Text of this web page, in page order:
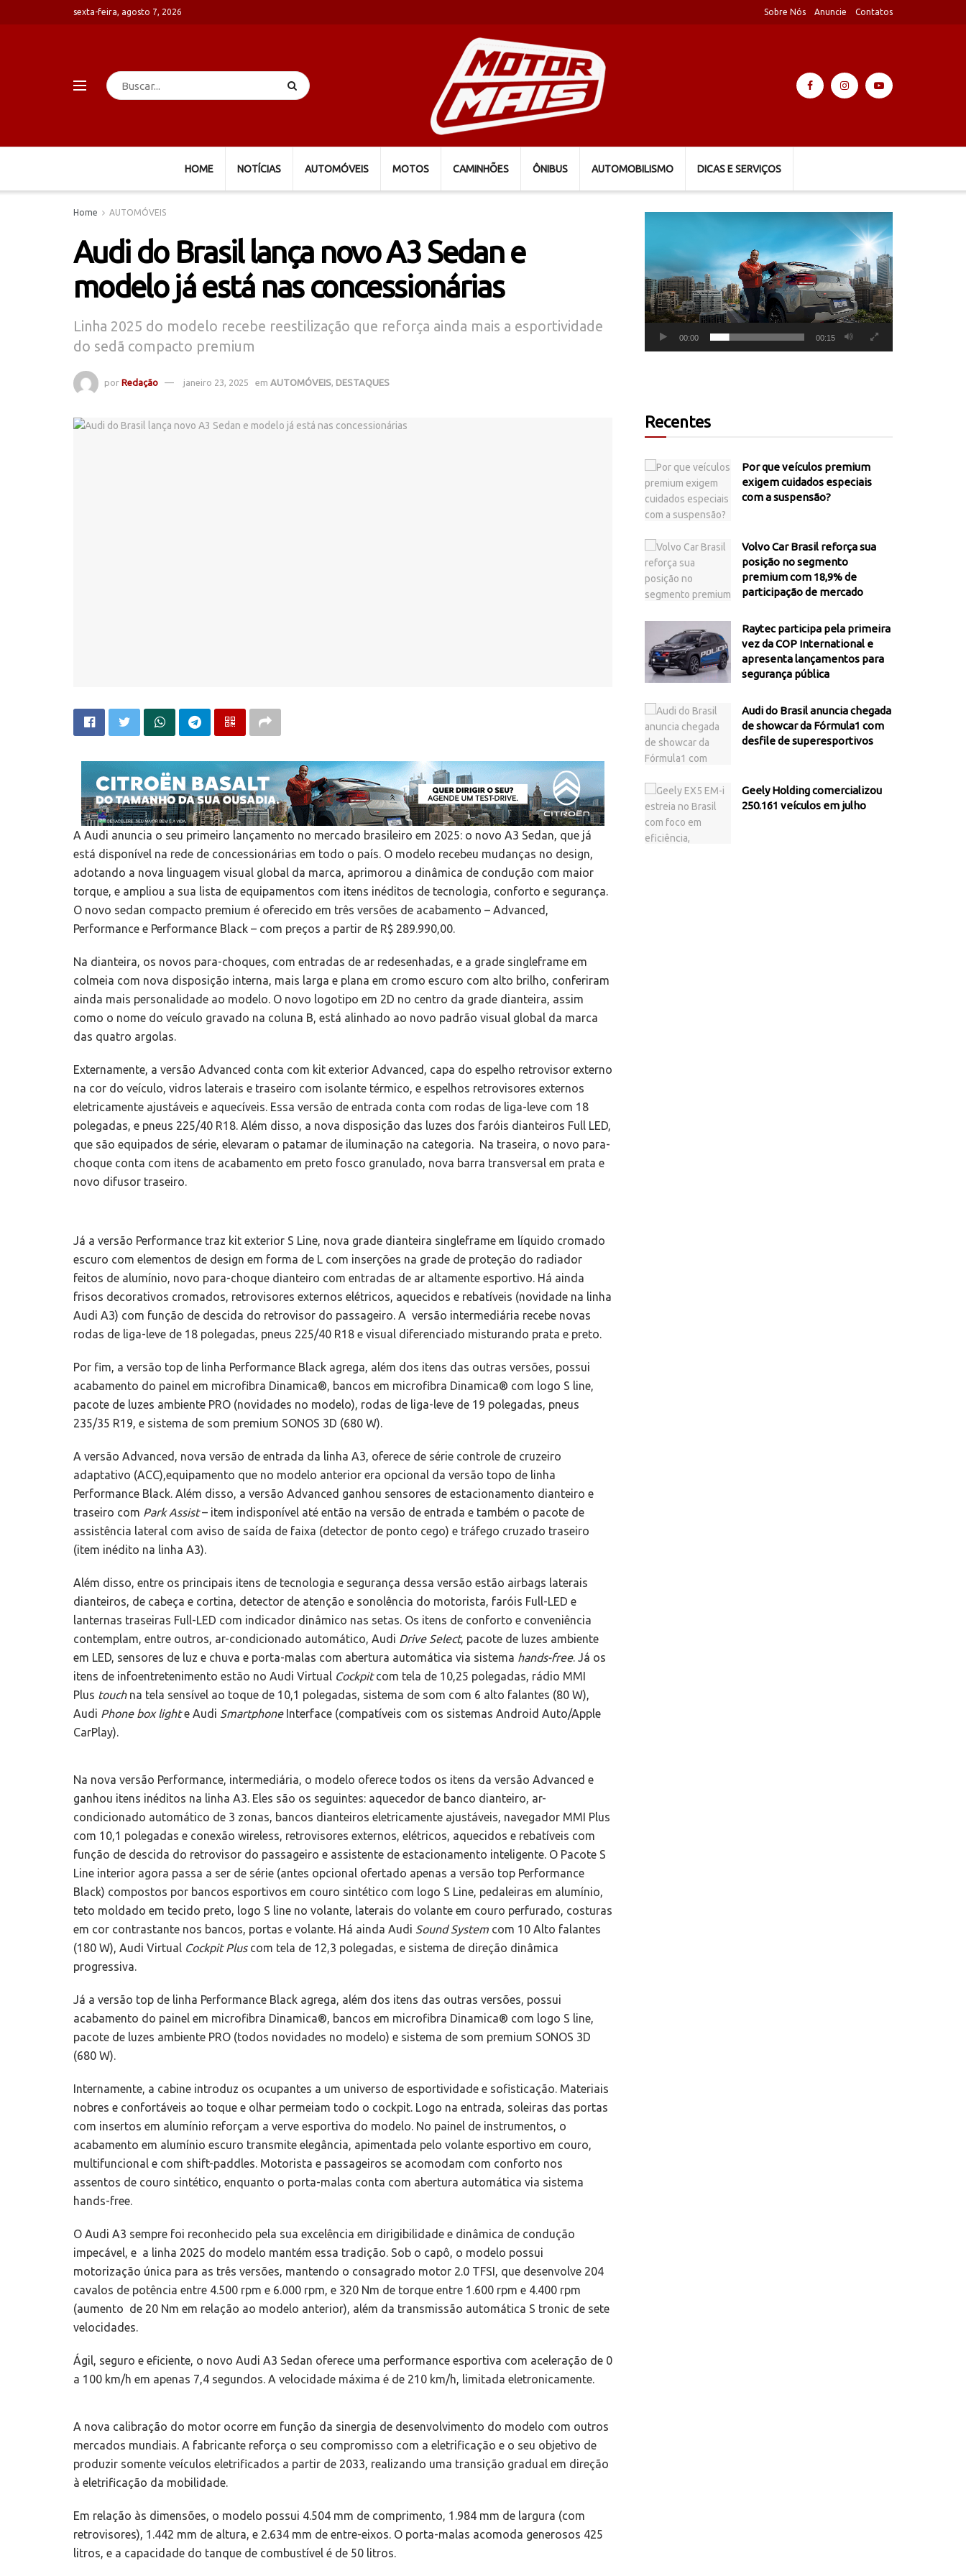
sexta-feira, agosto 7, 2026 Sobre Nós Anuncie Contatos
HOME NOTÍCIAS AUTOMÓVEIS MOTOS CAMINHÕES ÔNIBUS AUTOMOBILISMO DICAS E SERVIÇOS
Home AUTOMÓVEIS
Audi do Brasil lança novo A3 Sedan e
modelo já está nas concessionárias
Linha 2025 do modelo recebe reestilização que reforça ainda mais a esportividade
do sedã compacto premium
por Redação janeiro 23, 2025 em AUTOMÓVEIS DESTAQUES
A Audi anuncia o seu primeiro lançamento no mercado brasileiro em 2025: o novo A3 Sedan, que já
está disponível na rede de concessionárias em todo o país. O modelo recebeu mudanças no design,
adotando a nova linguagem visual global da marca, aprimorou a dinâmica de condução com maior
torque, e ampliou a sua lista de equipamentos com itens inéditos de tecnologia, conforto e segurança.
O novo sedan compacto premium é oferecido em três versões de acabamento – Advanced,
Performance e Performance Black – com preços a partir de R$ 289.990,00.
Na dianteira, os novos para-choques, com entradas de ar redesenhadas, e a grade singleframe em
colmeia com nova disposição interna, mais larga e plana em cromo escuro com alto brilho, conferiram
ainda mais personalidade ao modelo. O novo logotipo em 2D no centro da grade dianteira, assim
como o nome do veículo gravado na coluna B, está alinhado ao novo padrão visual global da marca
das quatro argolas.
Externamente, a versão Advanced conta com kit exterior Advanced, capa do espelho retrovisor externo
na cor do veículo, vidros laterais e traseiro com isolante térmico, e espelhos retrovisores externos
eletricamente ajustáveis e aquecíveis. Essa versão de entrada conta com rodas de liga-leve com 18
polegadas, e pneus 225/40 R18. Além disso, a nova disposição das luzes dos faróis dianteiros Full LED,
que são equipados de série, elevaram o patamar de iluminação na categoria. Na traseira, o novo para-
choque conta com itens de acabamento em preto fosco granulado, nova barra transversal em prata e
novo difusor traseiro.
Já a versão Performance traz kit exterior S Line, nova grade dianteira singleframe em líquido cromado
escuro com elementos de design em forma de L com inserções na grade de proteção do radiador
feitos de alumínio, novo para-choque dianteiro com entradas de ar altamente esportivo. Há ainda
frisos decorativos cromados, retrovisores externos elétricos, aquecidos e rebatíveis (novidade na linha
Audi A3) com função de descida do retrovisor do passageiro. A versão intermediária recebe novas
rodas de liga-leve de 18 polegadas, pneus 225/40 R18 e visual diferenciado misturando prata e preto.
Por fim, a versão top de linha Performance Black agrega, além dos itens das outras versões, possui
acabamento do painel em microfibra Dinamica®, bancos em microfibra Dinamica® com logo S line,
pacote de luzes ambiente PRO (novidades no modelo), rodas de liga-leve de 19 polegadas, pneus
235/35 R19, e sistema de som premium SONOS 3D (680 W).
A versão Advanced, nova versão de entrada da linha A3, oferece de série controle de cruzeiro
adaptativo (ACC),equipamento que no modelo anterior era opcional da versão topo de linha
Performance Black. Além disso, a versão Advanced ganhou sensores de estacionamento dianteiro e
traseiro com Park Assist– item indisponível até então na versão de entrada e também o pacote de
assistência lateral com aviso de saída de faixa (detector de ponto cego) e tráfego cruzado traseiro
(item inédito na linha A3).
Além disso, entre os principais itens de tecnologia e segurança dessa versão estão airbags laterais
dianteiros, de cabeça e cortina, detector de atenção e sonolência do motorista, faróis Full-LED e
lanternas traseiras Full-LED com indicador dinâmico nas setas. Os itens de conforto e conveniência
contemplam, entre outros, ar-condicionado automático, Audi Drive Select, pacote de luzes ambiente
em LED, sensores de luz e chuva e porta-malas com abertura automática via sistema hands-free. Já os
itens de infoentretenimento estão no Audi Virtual Cockpitcom tela de 10,25 polegadas, rádio MMI
Plus touchna tela sensível ao toque de 10,1 polegadas, sistema de som com 6 alto falantes (80 W),
Audi Phone box lighte Audi SmartphoneInterface (compatíveis com os sistemas Android Auto/Apple
CarPlay).
Na nova versão Performance, intermediária, o modelo oferece todos os itens da versão Advanced e
ganhou itens inéditos na linha A3. Eles são os seguintes: aquecedor de banco dianteiro, ar-
condicionado automático de 3 zonas, bancos dianteiros eletricamente ajustáveis, navegador MMI Plus
com 10,1 polegadas e conexão wireless, retrovisores externos, elétricos, aquecidos e rebatíveis com
função de descida do retrovisor do passageiro e assistente de estacionamento inteligente. O Pacote S
Line interior agora passa a ser de série (antes opcional ofertado apenas a versão top Performance
Black) compostos por bancos esportivos em couro sintético com logo S Line, pedaleiras em alumínio,
teto moldado em tecido preto, logo S line no volante, laterais do volante em couro perfurado, costuras
em cor contrastante nos bancos, portas e volante. Há ainda Audi Sound System com 10 Alto falantes
(180 W), Audi Virtual Cockpit Pluscom tela de 12,3 polegadas, e sistema de direção dinâmica
progressiva.
Já a versão top de linha Performance Black agrega, além dos itens das outras versões, possui
acabamento do painel em microfibra Dinamica®, bancos em microfibra Dinamica® com logo S line,
pacote de luzes ambiente PRO (todos novidades no modelo) e sistema de som premium SONOS 3D
(680 W).
Internamente, a cabine introduz os ocupantes a um universo de esportividade e sofisticação. Materiais
nobres e confortáveis ao toque e olhar permeiam todo o cockpit. Logo na entrada, soleiras das portas
com insertos em alumínio reforçam a verve esportiva do modelo. No painel de instrumentos, o
acabamento em alumínio escuro transmite elegância, apimentada pelo volante esportivo em couro,
multifuncional e com shift-paddles. Motorista e passageiros se acomodam com conforto nos
assentos de couro sintético, enquanto o porta-malas conta com abertura automática via sistema
hands-free.
O Audi A3 sempre foi reconhecido pela sua excelência em dirigibilidade e dinâmica de condução
impecável, e a linha 2025 do modelo mantém essa tradição. Sob o capô, o modelo possui
motorização única para as três versões, mantendo o consagrado motor 2.0 TFSI, que desenvolve 204
cavalos de potência entre 4.500 rpm e 6.000 rpm, e 320 Nm de torque entre 1.600 rpm e 4.400 rpm
(aumento de 20 Nm em relação ao modelo anterior), além da transmissão automática S tronic de sete
velocidades.
Ágil, seguro e eficiente, o novo Audi A3 Sedan oferece uma performance esportiva com aceleração de 0
a 100 km/h em apenas 7,4 segundos. A velocidade máxima é de 210 km/h, limitada eletronicamente.
A nova calibração do motor ocorre em função da sinergia de desenvolvimento do modelo com outros
mercados mundiais. A fabricante reforça o seu compromisso com a eletrificação e o seu objetivo de
produzir somente veículos eletrificados a partir de 2033, realizando uma transição gradual em direção
à eletrificação da mobilidade.
Em relação às dimensões, o modelo possui 4.504 mm de comprimento, 1.984 mm de largura (com
retrovisores), 1.442 mm de altura, e 2.634 mm de entre-eixos. O porta-malas acomoda generosos 425
litros, e a capacidade do tanque de combustível é de 50 litros.
00:00 00:15
Recentes
Por que veículos premium
exigem cuidados especiais
com a suspensão?
Volvo Car Brasil reforça sua
posição no segmento
premium com 18,9% de
participação de mercado
Raytec participa pela primeira
vez da COP International e
apresenta lançamentos para
segurança pública
Audi do Brasil anuncia chegada
de showcar da Fórmula1 com
desfile de superesportivos
Geely Holding comercializou
250.161 veículos em julho